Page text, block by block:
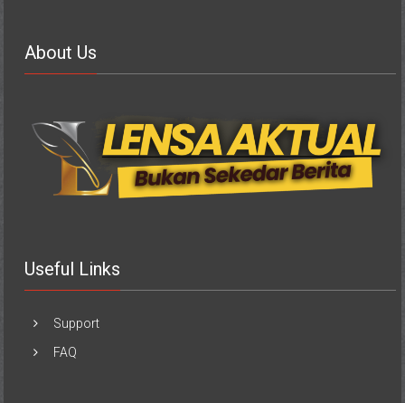
About Us
Useful Links
Support
FAQ